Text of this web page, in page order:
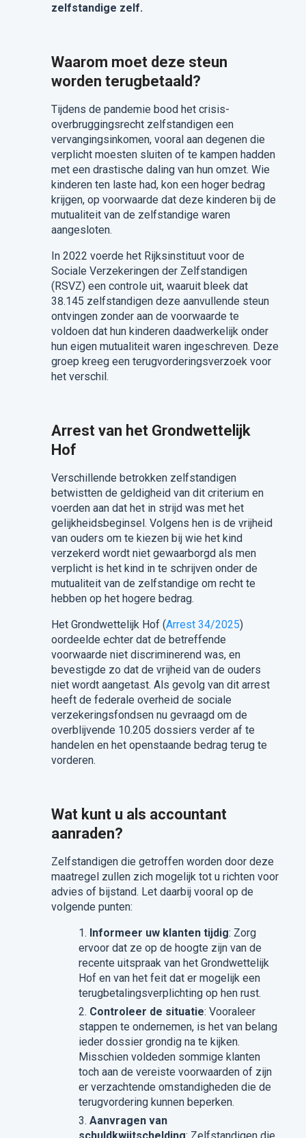
zelfstandige zelf.
Waarom moet deze steun
worden terugbetaald?
Tijdens de pandemie bood het crisis-
overbruggingsrecht zelfstandigen een
vervangingsinkomen, vooral aan degenen die
verplicht moesten sluiten of te kampen hadden
met een drastische daling van hun omzet. Wie
kinderen ten laste had, kon een hoger bedrag
krijgen, op voorwaarde dat deze kinderen bij de
mutualiteit van de zelfstandige waren
aangesloten.
In 2022 voerde het Rijksinstituut voor de
Sociale Verzekeringen der Zelfstandigen
(RSVZ) een controle uit, waaruit bleek dat
38.145 zelfstandigen deze aanvullende steun
ontvingen zonder aan de voorwaarde te
voldoen dat hun kinderen daadwerkelijk onder
hun eigen mutualiteit waren ingeschreven. Deze
groep kreeg een terugvorderingsverzoek voor
het verschil.
Arrest van het Grondwettelijk
Hof
Verschillende betrokken zelfstandigen
betwistten de geldigheid van dit criterium en
voerden aan dat het in strijd was met het
gelijkheidsbeginsel. Volgens hen is de vrijheid
van ouders om te kiezen bij wie het kind
verzekerd wordt niet gewaarborgd als men
verplicht is het kind in te schrijven onder de
mutualiteit van de zelfstandige om recht te
hebben op het hogere bedrag.
Het Grondwettelijk Hof (Arrest 34/2025)
oordeelde echter dat de betreffende
voorwaarde niet discriminerend was, en
bevestigde zo dat de vrijheid van de ouders
niet wordt aangetast. Als gevolg van dit arrest
heeft de federale overheid de sociale
verzekeringsfondsen nu gevraagd om de
overblijvende 10.205 dossiers verder af te
handelen en het openstaande bedrag terug te
vorderen.
Wat kunt u als accountant
aanraden?
Zelfstandigen die getroffen worden door deze
maatregel zullen zich mogelijk tot u richten voor
advies of bijstand. Let daarbij vooral op de
volgende punten:
Informeer uw klanten tijdig: Zorg
ervoor dat ze op de hoogte zijn van de
recente uitspraak van het Grondwettelijk
Hof en van het feit dat er mogelijk een
terugbetalingsverplichting op hen rust.
Controleer de situatie: Vooraleer
stappen te ondernemen, is het van belang
ieder dossier grondig na te kijken.
Misschien voldeden sommige klanten
toch aan de vereiste voorwaarden of zijn
er verzachtende omstandigheden die de
terugvordering kunnen beperken.
Aanvragen van